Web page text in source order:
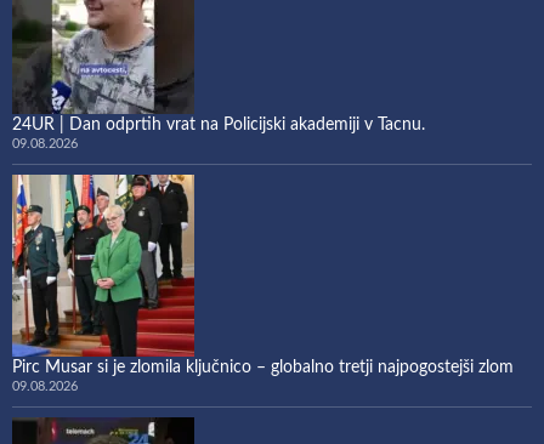
24UR | Dan odprtih vrat na Policijski akademiji v Tacnu.
09.08.2026
Pirc Musar si je zlomila ključnico – globalno tretji najpogostejši zlom
09.08.2026